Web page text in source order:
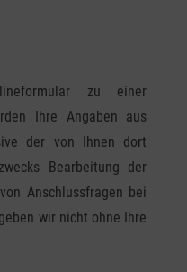
zu einer
Ihre Angaben aus
der von Ihnen dort
Bearbeitung der
Anschlussfragen bei
wir nicht ohne Ihre